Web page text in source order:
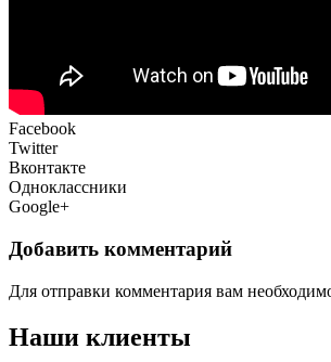
Facebook
Twitter
Вконтакте
Одноклассники
Google+
Добавить комментарий
Для отправки комментария вам
Наши клиенты